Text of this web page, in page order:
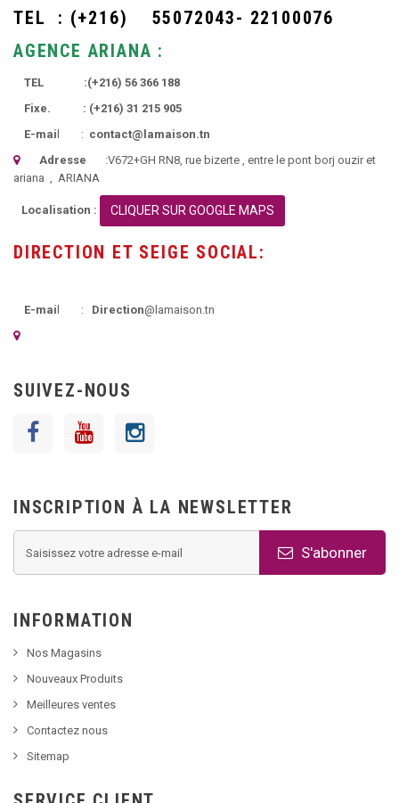
TEL : (+216)
55072043- 22100076
AGENCE ARIANA :
TEL :(+216) 56 366 188
Fixe. : (+216) 31 215 905
E-mai l : contact@lamaison.tn
Adresse :V672+GH RN8, rue bizerte , entre le pont borj ouzir et
ariana , ARIANA
Localisation : CLIQUER SUR GOOGLE MAPS
DIRECTION ET SEIGE SOCIAL:
E-mai l : Direction@lamaison.tn
SUIVEZ-NOUS
INSCRIPTION À LA NEWSLETTER
S'abonner
INFORMATION
Nos Magasins
Nouveaux Produits
Meilleures ventes
Contactez nous
Sitemap